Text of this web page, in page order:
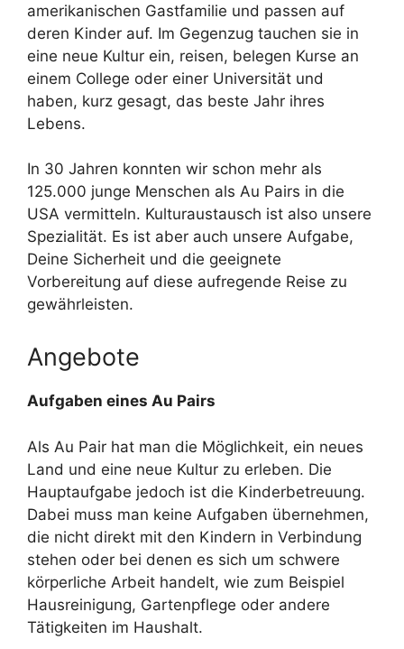
amerikanischen Gastfamilie und passen auf
deren Kinder auf. Im Gegenzug tauchen sie in
eine neue Kultur ein, reisen, belegen Kurse an
einem College oder einer Universität und
haben, kurz gesagt, das beste Jahr ihres
Lebens.
In 30 Jahren konnten wir schon mehr als
125.000 junge Menschen als Au Pairs in die
USA vermitteln. Kulturaustausch ist also unsere
Spezialität. Es ist aber auch unsere Aufgabe,
Deine Sicherheit und die geeignete
Vorbereitung auf diese aufregende Reise zu
gewährleisten.
Angebote
Aufgaben eines Au Pairs
Als Au Pair hat man die Möglichkeit, ein neues
Land und eine neue Kultur zu erleben. Die
Hauptaufgabe jedoch ist die Kinderbetreuung.
Dabei muss man keine Aufgaben übernehmen,
die nicht direkt mit den Kindern in Verbindung
stehen oder bei denen es sich um schwere
körperliche Arbeit handelt, wie zum Beispiel
Hausreinigung, Gartenpflege oder andere
Tätigkeiten im Haushalt.